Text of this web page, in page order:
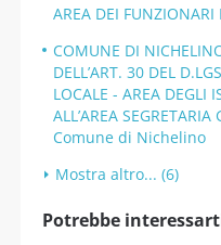
AREA DEI
COMUNE DI
DELL’ART. 30 DEL
LOCALE - AREA DEGLI
ALL’AREA
Comune di Nichelino
Mostra altro... (6)
Potrebbe